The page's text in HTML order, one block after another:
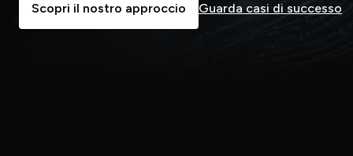
Scopri il nostro approccio Guarda casi di successo